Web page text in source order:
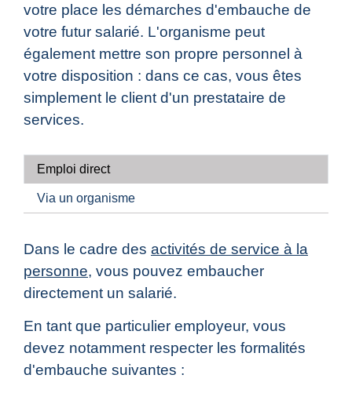
votre place les démarches d'embauche de
votre futur salarié. L'organisme peut
également mettre son propre personnel à
votre disposition : dans ce cas, vous êtes
simplement le client d'un prestataire de
services.
Emploi direct
Via un organisme
Dans le cadre des activités de service à la
personne, vous pouvez embaucher
directement un salarié.
En tant que particulier employeur, vous
devez notamment respecter les formalités
d'embauche suivantes :